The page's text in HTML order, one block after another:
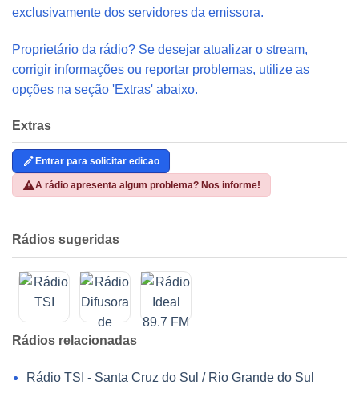
exclusivamente dos servidores da emissora.
Proprietário da rádio? Se desejar atualizar o stream,
corrigir informações ou reportar problemas, utilize as
opções na seção 'Extras' abaixo.
Extras
Entrar para solicitar edicao
A rádio apresenta algum problema? Nos informe!
Rádios sugeridas
Rádios relacionadas
Rádio TSI - Santa Cruz do Sul / Rio Grande do Sul